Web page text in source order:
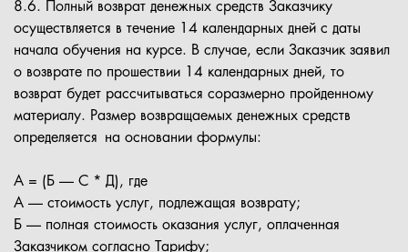
8.6. Полный возврат денежных средств Заказчику
осуществляется в течение 14 календарных дней с даты
начала обучения на курсе. В случае, если Заказчик заявил
о возврате по прошествии 14 календарных дней, то
возврат будет рассчитываться соразмерно пройденному
материалу. Размер возвращаемых денежных средств
определяется на основании формулы:
А = (Б — С * Д), где
А — стоимость услуг, подлежащая возврату;
Б — полная стоимость оказания услуг, оплаченная
Заказчиком согласно Тарифу;